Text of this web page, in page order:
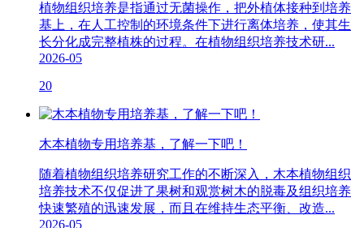
植物组织培养是指通过无菌操作，把外植体接种到培养
基上，在人工控制的环境条件下进行离体培养，使其生
长分化成完整植株的过程。在植物组织培养技术研...
2026-05
20
木本植物专用培养基，了解一下吧！
随着植物组织培养研究工作的不断深入，木本植物组织
培养技术不仅促进了果树和观赏树木的脱毒及组织培养
快速繁殖的迅速发展，而且在维持生态平衡、改造...
2026-05